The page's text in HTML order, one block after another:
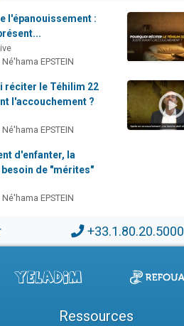
l'épanouissement :
EPSTEIN
réciter le Téhilim 22
l'accouchement ?
EPSTEIN
d'enfanter, la
de "mérites"
EPSTEIN
+33.1.80.20.5000
Ressources